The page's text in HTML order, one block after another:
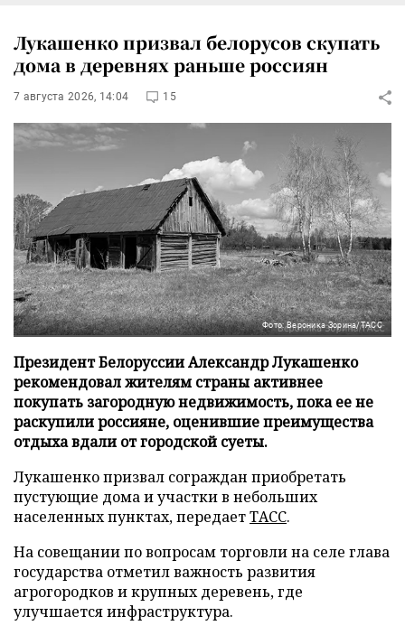
Лукашенко призвал белорусов скупать
дома в деревнях раньше россиян
7 августа 2026, 14:04 15
Фото: Вероника Зорина/ТАСС
Президент Белоруссии Александр Лукашенко
рекомендовал жителям страны активнее
покупать загородную недвижимость, пока ее не
раскупили россияне, оценившие преимущества
отдыха вдали от городской суеты.
Лукашенко призвал сограждан приобретать
пустующие дома и участки в небольших
населенных пунктах, передаетТАСС.
На совещании по вопросам торговли на селе глава
государства отметил важность развития
агрогородков и крупных деревень, где
улучшается инфраструктура.